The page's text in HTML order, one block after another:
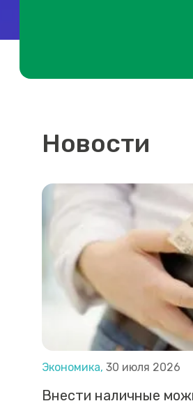
Новости
Экономика, 30 июля 2026
Внести наличные